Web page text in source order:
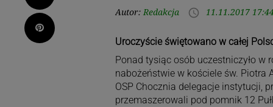
Pinterest
Autor: Redakcja access_time 11.11.2017
Uroczyście świętowano w całej
Ponad tysiąc osób uczestniczyło
nabożeństwie w kościele św. Piotra
OSP Chocznia delegacje instytucji,
przemaszerowali pod pomnik 12